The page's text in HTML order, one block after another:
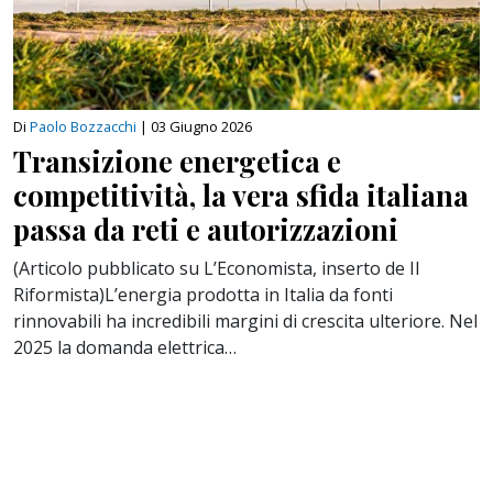
Di Paolo Bozzacchi | 03 Giugno 2026
Transizione energetica e
competitività, la vera sfida italiana
passa da reti e autorizzazioni
(Articolo pubblicato su L’Economista, inserto de Il
Riformista)L’energia prodotta in Italia da fonti
rinnovabili ha incredibili margini di crescita ulteriore. Nel
2025 la domanda elettrica…